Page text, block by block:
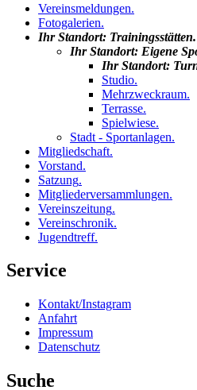
Vereinsmeldungen.
Fotogalerien.
Ihr Standort: Trainingsstätten.
Ihr Standort: Eigene
Ihr Standort:
Studio.
Mehrzweckraum.
Terrasse.
Spielwiese.
Stadt - Sportanlagen.
Mitgliedschaft.
Vorstand.
Satzung.
Mitgliederversammlungen.
Vereinszeitung.
Vereinschronik.
Jugendtreff.
Service
Kontakt/Instagram
Anfahrt
Impressum
Datenschutz
Suche